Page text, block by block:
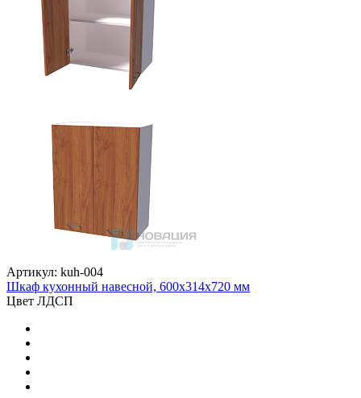
Артикул: kuh-004
Шкаф кухонный навесной, 600х314х720 мм
Цвет ЛДСП